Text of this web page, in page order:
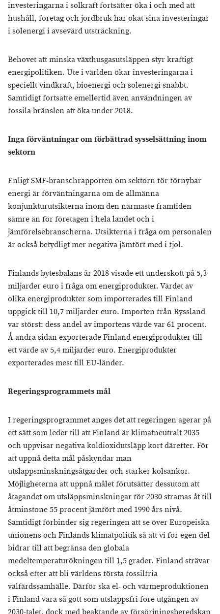
investeringarna i solkraft fortsätter öka i och med att
hushåll, företag och jordbruk har ökat sina investeringar
i solenergi i avsevärd utsträckning.
Behovet att minska växthusgasutsläppen styr kraftigt
energipolitiken. Ute i världen ökar investeringarna i
speciellt vindkraft, bioenergi och solenergi snabbt.
Samtidigt fortsatte emellertid även användningen av
fossila bränslen att öka under 2018.
Inga förväntningar om förbättrad sysselsättning inom
sektorn
Enligt SMF-branschrapporten om sektorn för förnybar
energi är förväntningarna om de allmänna
konjunkturutsikterna inom den närmaste framtiden
sämre än för företagen i hela landet och i
jämförelsebranscherna. Utsikterna i fråga om personalen
är också betydligt mer negativa jämfört med i fjol.
Finlands bytesbalans år 2018 visade ett underskott på 5,3
miljarder euro i fråga om energiprodukter. Värdet av
olika energiprodukter som importerades till Finland
uppgick till 10,7 miljarder euro. Importen från Ryssland
var störst: dess andel av importens värde var 61 procent.
Å andra sidan exporterade Finland energiprodukter till
ett värde av 5,4 miljarder euro. Energiprodukter
exporterades mest till EU-länder.
Regeringsprogrammets mål
I regeringsprogrammet anges det att regeringen agerar på
ett sätt som leder till att Finland är klimatneutralt 2035
och uppvisar negativa koldioxidutsläpp kort därefter. För
att uppnå detta mål påskyndar man
utsläppsminskningsåtgärder och stärker kolsänkor.
Möjligheterna att uppnå målet förutsätter dessutom att
åtagandet om utsläppsminskningar för 2030 stramas åt till
åtminstone 55 procent jämfört med 1990 års nivå.
Samtidigt förbinder sig regeringen att se över Europeiska
unionens och Finlands klimatpolitik så att vi för egen del
bidrar till att begränsa den globala
medeltemperaturökningen till 1,5 grader. Finland strävar
också efter att bli världens första fossilfria
välfärdssamhälle. Därför ska el- och värmeproduktionen
i Finland vara så gott som utsläppsfri före utgången av